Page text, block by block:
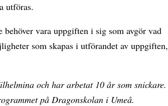
utföras.
vara uppgiften i sig som avgör vad
som skapas i utförandet av uppgiften,
och har arbetat 10 år som snickare.
på Dragonskolan i Umeå.